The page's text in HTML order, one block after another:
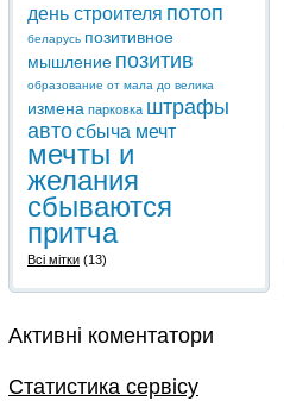
день строителя потоп
беларусь позитивное
мышление позитив
образование от мала до велика
измена парковка штрафы
автосбыча мечт
мечты и
желания
сбываются
притча
Всі мітки (13)
Активні коментатори
Статистика сервісу